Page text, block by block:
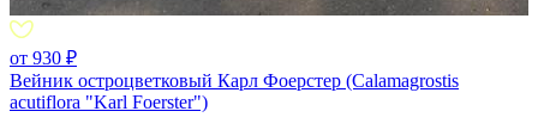
от 930 ₽
Вейник остроцветковый Карл Фоерстер (Calamagrostis
acutiflora "Karl Foerster")